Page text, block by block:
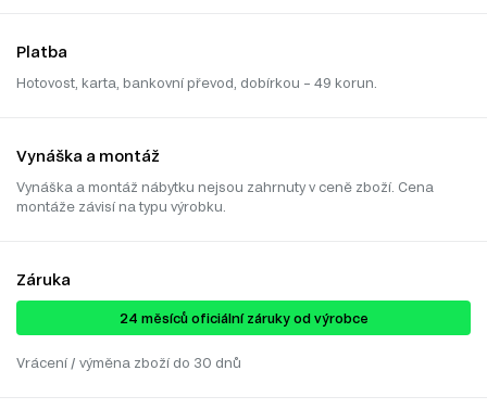
Platba
Hotovost, karta, bankovní převod, dobírkou – 49 korun.
Vynáška a montáž
Vynáška a montáž nábytku nejsou zahrnuty v ceně zboží. Cena
montáže závisí na typu výrobku.
Záruka
24 ​​​​měsíců oficiální záruky od výrobce
Vrácení / výměna zboží do 30 dnů